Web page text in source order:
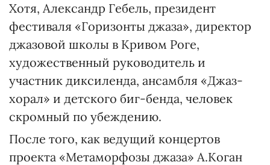
Хотя, Александр Гебель, президент
фестиваля «Горизонты джаза», директор
джазовой школы в Кривом Роге,
художественный руководитель и
участник диксиленда, ансамбля «Джаз-
хорал» и детского биг-бенда, человек
скромный по убеждению.
После того, как ведущий концертов
проекта «Метаморфозы джаза» А.Коган